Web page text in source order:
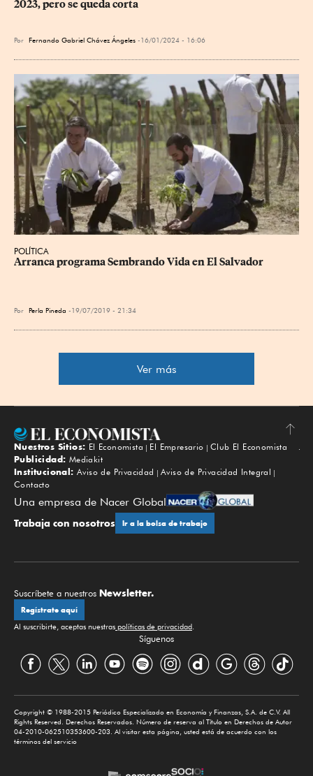
2023, pero se queda corta
Por Fernando Gabriel Chávez Ángeles 16/01/2024 - 16:06
POLÍTICA
Arranca programa Sembrando Vida en El Salvador
Por Perla Pineda 19/07/2019 - 21:34
Ver más
Subir
Nuestros Sitios: El Economista El Empresario
Club El Economista
Publicidad: Mediakit
Institucional: Aviso de Privacidad
Aviso de Privacidad Integral
Contacto
Una empresa de Nacer Global
Trabaja con nosotros Ir a la bolsa de trabajo
Suscríbete a nuestros Newsletter.
Regístrate aquí
Al suscribirte, aceptas nuestras políticas de privacidad.
Síguenos
Copyright © 1988-2015 Periódico Especializado en Economía y Finanzas, S.A. de C.V. All
Rights Reserved. Derechos Reservados. Número de reserva al Título en Derechos de Autor
04-2010-062510353600-203. Al visitar esta página, usted está de acuerdo con los
términos del servicio